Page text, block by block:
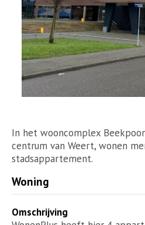
In het wooncomplex
centrum van Weert, wonen
stadsappartement.
Woning
Omschrijving